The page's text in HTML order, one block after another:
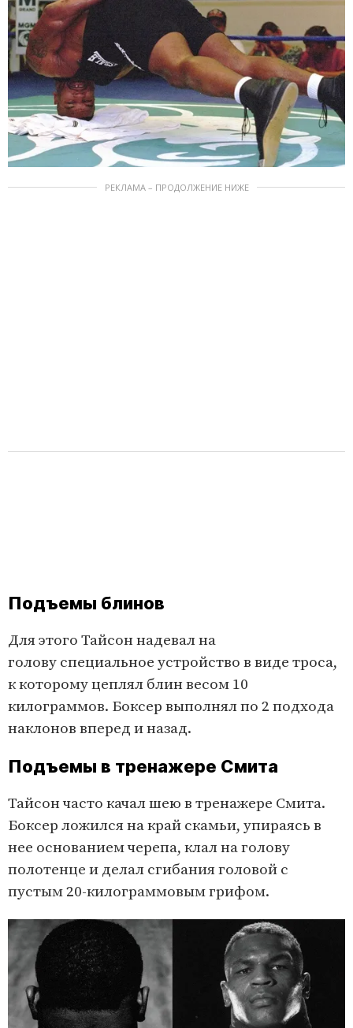
РЕКЛАМА – ПРОДОЛЖЕНИЕ НИЖЕ
Подъемы блинов
Для этого Тайсон надевал на
голову специальное устройство в виде троса,
к которому цеплял блин весом 10
килограммов. Боксер выполнял по 2 подхода
наклонов вперед и назад.
Подъемы в тренажере Смита
Тайсон часто качал шею в тренажере Смита.
Боксер ложился на край скамьи, упираясь в
нее основанием черепа, клал на голову
полотенце и делал сгибания головой с
пустым 20-килограммовым грифом.